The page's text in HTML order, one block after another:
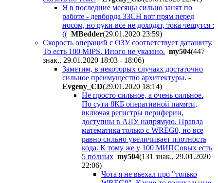
Я в последние месяцы сильно занят по
работе - девборда 33СН вот прям перед
носом, но руки все не доходят, тока чешутся :
(( MBedder(29.01.2020 23:59)
Скорость операций с ОЗУ соответствует даташиту.
То есть 100 MIPS. Иного не указано. my504(447
знак., 29.01.2020 18:03 - 18:06)
Заметим, в некоторых случаях достаточно
сильное преимущество архитектуры. -
Evgeny_CD(29.01.2020 18:14)
Не просто сильное, а очень сильное.
По сути 8КБ оперативной памяти,
включая регистры периферии,
доступны в АЛУ напрямую. Правда
математика только с WREG0, но все
равно сильно увеличивает плотность
кода. К тому же у 100 МИПСовых есть
5 полных my504(131 знак., 29.01.2020
22:06)
Чота я не вьехал про "только